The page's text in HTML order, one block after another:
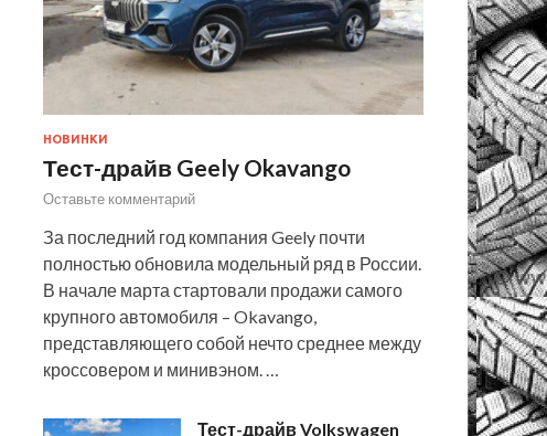
НОВИНКИ
Тест-драйв Geely Okavango
Оставьте комментарий
За последний год компания Geely почти
полностью обновила модельный ряд в России.
В начале марта стартовали продажи самого
крупного автомобиля – Okavango,
представляющего собой нечто среднее между
кроссовером и минивэном. …
Тест-драйв Volkswagen